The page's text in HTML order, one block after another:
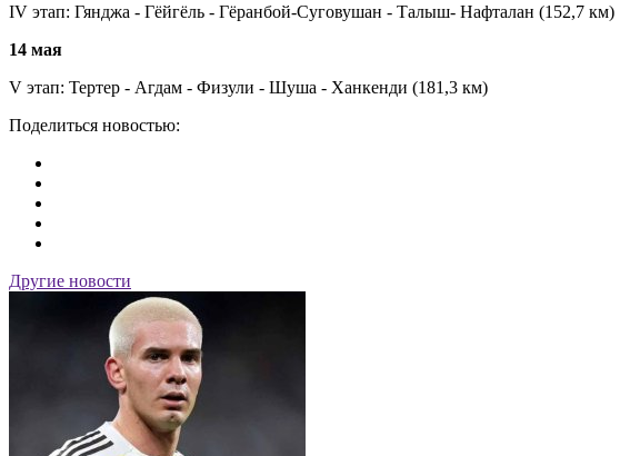
IV этап: Гянджа - Гёйгёль - Гёранбой-Суговушан - Талыш- Нафталан (152,7 км)
14 мая
V этап: Тертер - Агдам - Физули - Шуша - Ханкенди (181,3 км)
Поделиться новостью:
Другие новости